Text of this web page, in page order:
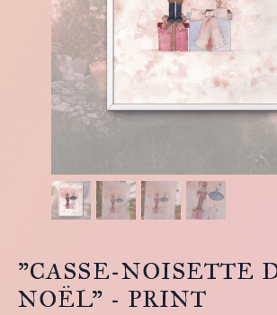
"CASSE-NOISETTE
NOËL" - PRINT